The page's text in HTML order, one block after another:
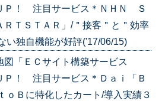
Ｐ！ 注目サービス＊ＮＨＮ Ｓ
ＲＴＳＴＡＲ」/＂接客＂と＂効率
い独自機能が好評('17/06/15)
図「ＥＣサイト構築サービス
Ｐ！ 注目サービス＊Ｄａｉ「Ｂ
ｏＢに特化したカート/導入実績３